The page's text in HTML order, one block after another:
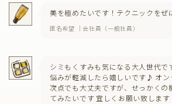
美を極めたいです！テクニックをぜ
匿名希望 ｜会社員（一般社員）
シミもくすみも気になる大人世代で
悩みが軽減したら嬉しいです♪ オン
次点でも大丈夫ですが、せっかくの
てみたいです 宜しくお願い致します